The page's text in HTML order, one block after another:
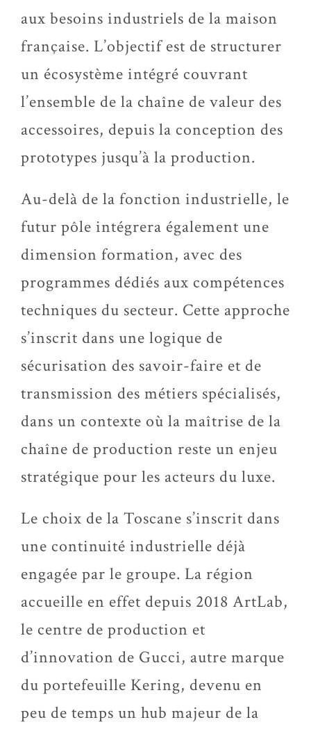
aux besoins industriels de la maison
française. L’objectif est de structurer
un écosystème intégré couvrant
l’ensemble de la chaîne de valeur des
accessoires, depuis la conception des
prototypes jusqu’à la production.
Au-delà de la fonction industrielle, le
futur pôle intégrera également une
dimension formation, avec des
programmes dédiés aux compétences
techniques du secteur. Cette approche
s’inscrit dans une logique de
sécurisation des savoir-faire et de
transmission des métiers spécialisés,
dans un contexte où la maîtrise de la
chaîne de production reste un enjeu
stratégique pour les acteurs du luxe.
Le choix de la Toscane s’inscrit dans
une continuité industrielle déjà
engagée par le groupe. La région
accueille en effet depuis 2018 ArtLab,
le centre de production et
d’innovation de Gucci, autre marque
du portefeuille Kering, devenu en
peu de temps un hub majeur de la